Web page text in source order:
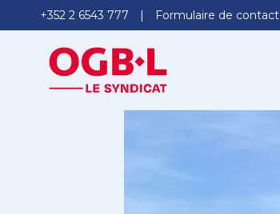
+352 2 6543 777 Formulaire de contact